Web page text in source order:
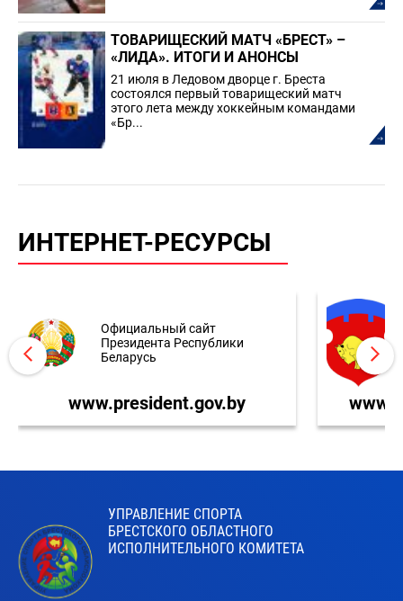
ТОВАРИЩЕСКИЙ МАТЧ «БРЕСТ» –
«ЛИДА». ИТОГИ И АНОНСЫ
21 июля в Ледовом дворце г. Бреста
состоялся первый товарищеский матч
этого лета между хоккейным командами
«Бр...
ИНТЕРНЕТ-РЕСУРСЫ
Официальный сайт
Президента Республики
Беларусь
www.president.gov.by
УПРАВЛЕНИЕ СПОРТА
БРЕСТСКОГО ОБЛАСТНОГО
ИСПОЛНИТЕЛЬНОГО КОМИТЕТА